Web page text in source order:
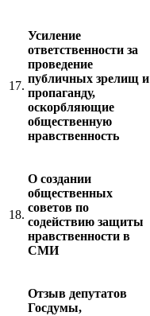
17.
Усиление
ответственности за
проведение
публичных зрелищ и
пропаганду,
оскорбляющие
общественную
нравственность
18.
О создании
общественных
советов по
содействию защиты
нравственности в
СМИ
Отзыв депутатов
Госдумы,